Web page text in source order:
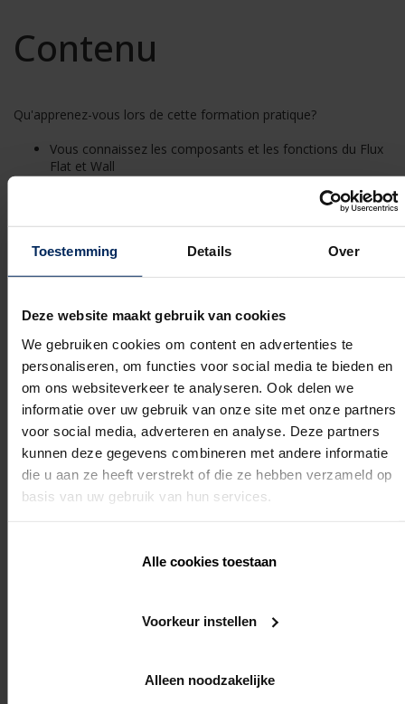
Toestemming Details Over
Deze website maakt gebruik van cookies
We gebruiken cookies om content en advertenties te
personaliseren, om functies voor social media te bieden en
om ons websiteverkeer te analyseren. Ook delen we
informatie over uw gebruik van onze site met onze partners
voor social media, adverteren en analyse. Deze partners
kunnen deze gegevens combineren met andere informatie
die u aan ze heeft verstrekt of die ze hebben verzameld op
basis van uw gebruik van hun services.
Alle cookies toestaan
Voorkeur instellen
Alleen noodzakelijke
Contenu
Qu'apprenez-vous lors de cette formation pratique?
Vous connaissez les composants et les fonctions du Flux
Flat et Wall
configuration doit être utilisée pour quel type de
Vous pouvez limiter le bruit du déplacement d'air dans les
Vous pouvez utiliser les supports Quick-Fix pour une
montage au plafond
Vous pouvez raccorder l'évacuation de la condensation
correctement
Vous pouvez préparer et suivre vos projets à l'aide du
portail professionnel
Vous pouvez effectuer le réglage Flux+ à l'aide de l'appli
installateur
Vous pouvez générer les documents justificatifs et les
envoyer à l'aide du portail professionnel
Vous pouvez effectuer l'entretien nécessaire et les
réparations éventuelles
Connaissance
préalable requise